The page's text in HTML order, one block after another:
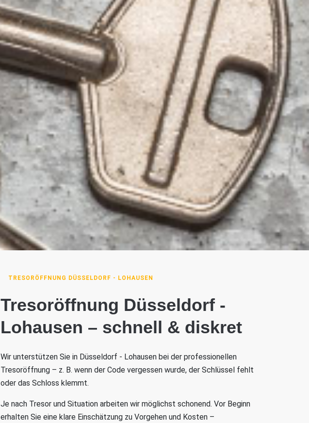
TRESORÖFFNUNG DÜSSELDORF - LOHAUSEN
Tresoröffnung Düsseldorf -
Lohausen – schnell & diskret
Wir unterstützen Sie in Düsseldorf - Lohausen bei der professionellen
Tresoröffnung – z. B. wenn der Code vergessen wurde, der Schlüssel fehlt
oder das Schloss klemmt.
Je nach Tresor und Situation arbeiten wir möglichst schonend. Vor Beginn
erhalten Sie eine klare Einschätzung zu Vorgehen und Kosten –